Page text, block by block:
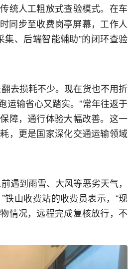
统人工粗放式查验模式。在车
同步至收费岗亭屏幕，工作人
、后端智能辅助”的闭环查验
去损耗不少。现在货也不用折
运输省心又踏实。”常年往返于
障，通行体验大幅改善。这一
，更是国家深化交通运输领域
遇到雨雪、大风等恶劣天气，
山收费站的收费员表示，“现
情况，远程完成复核放行，不